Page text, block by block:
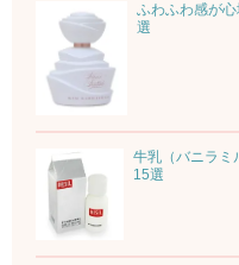
ふわふわ感が
選
牛乳（バニラミ
15選